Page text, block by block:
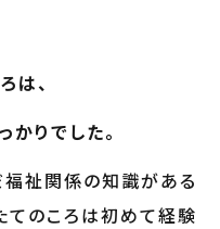
は、
かりでした。
祉関係の知識がある
てのころは初めて経験